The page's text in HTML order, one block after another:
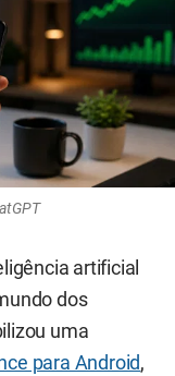
artificial
dos
uma
para Android,